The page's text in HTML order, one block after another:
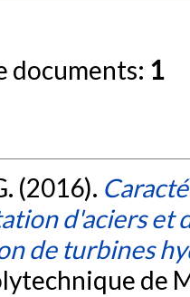
documents: 1
(2016).
d'aciers et
de turbines
de